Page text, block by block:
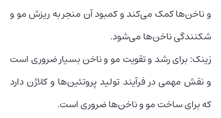
و ناخن‌ها کمک می‌کند و کمبود آن منجر به ریزش مو و
شکنندگی ناخن‌ها می‌شود.
زینک: برای رشد و تقویت مو و ناخن بسیار ضروری است
و نقش مهمی در فرآیند تولید پروتئین‌ها و کلاژن دارد
که برای ساخت مو و ناخن‌ها ضروری است.